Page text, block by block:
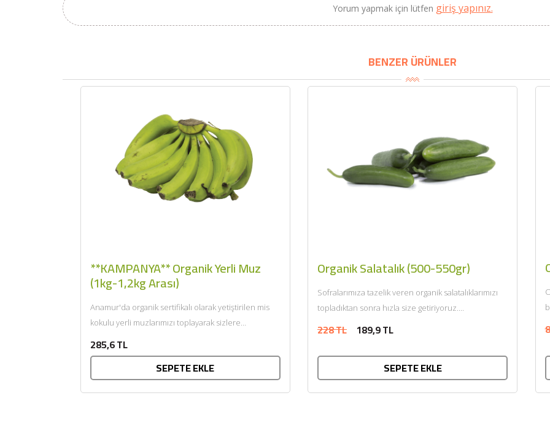
Yorum yapmak için lütfen giriş yapınız.
BENZER ÜRÜNLER
**KAMPANYA** Organik Yerli Muz
(1kg-1,2kg Arası)
Anamur'da organik sertifikalı olarak yetiştirilen mis
kokulu yerli muzlarımızı toplayarak sizlere
285,6 TL
SEPETE EKLE
Organik Salatalık (500-550gr)
Sofralarımıza tazelik veren organik salatalıklarımızı
topladıktan sonra hızla size getiriyoruz....
228 TL 189,9 TL
SEPETE EKLE
2320,00 TL
2100,00 TL
Sızma Zeytinyağı (2025
Yeni Hasat, Güney Ege, 5